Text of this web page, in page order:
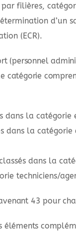
filières,
d’un
(ECR).
(personnel
catégorie
dans la catégorie
dans la
dans la
techniciens/
43 pour